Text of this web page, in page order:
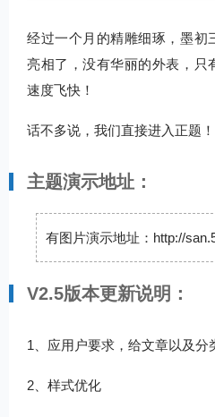
经过一个月的精雕细琢，墨初
亮相了，没有华丽的外表，只
速度飞快！
话不多说，我们直接进入正题！
主题演示地址：
有图片演示地址：http://
V2.5版本更新说明：
1、应用户要求，给文章以及分
2、样式优化